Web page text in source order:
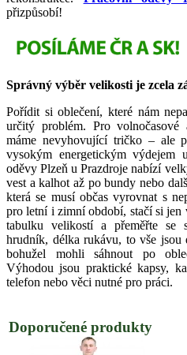
přizpůsobí!
Správný výběr velikosti je zcela
Pořídit si oblečení, které nám
určitý problém. Pro
máme nevyhovující tričko – ale
vysokým energetickým
oděvy Plzeň u Prazdroje nabízí
vest a kalhot až po bundy nebo
která se musí občas vyrovnat s
pro letní i zimní období, stačí si
tabulku velikostí a přeměřte se
hrudník, délka rukávu, to vše jsou
bohužel mohli sáhnout po
Výhodou jsou praktické kapsy,
telefon nebo věci nutné pro práci.
Doporučené produkty